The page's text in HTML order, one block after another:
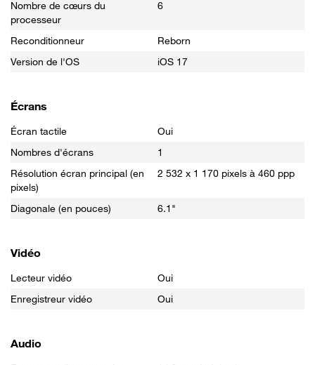
Nombre de cœurs du
processeur
6
Reconditionneur
Reborn
Version de l'OS
iOS 17
Écrans
Écran tactile
Oui
Nombres d'écrans
1
Résolution écran principal (en
pixels)
2 532 x 1 170 pixels à 460 ppp
Diagonale (en pouces) 6.1"
Vidéo
Lecteur vidéo
Oui
Enregistreur vidéo
Oui
Audio